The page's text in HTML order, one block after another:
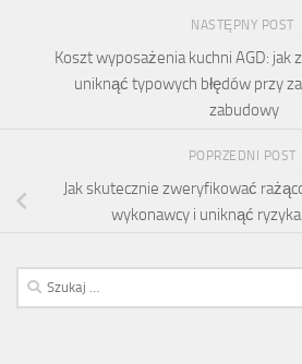
NASTĘPNY POST
Koszt wyposażenia kuchni AGD: jak
uniknąć typowych błędów przy
zabudowy
POPRZEDNI POST
Jak skutecznie zweryfikować
wykonawcy i uniknąć
Szukaj: